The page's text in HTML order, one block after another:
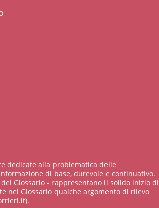
dedicate alla problematica delle
di base, durevole e continuativo.
Glossario - rappresentano il solido inizio di
nel Glossario qualche argomento di rilevo
).